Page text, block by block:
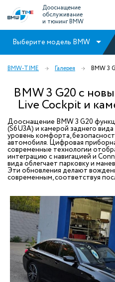
Дооснащение
обслуживание
и тюнинг BMW
Выберите модель BMW
BMW-TIME Галерея BMW 3
BMW 3 G20 с
Live Cockpit и
Дооснащение BMW 3 G20
(S6U3A) и камерой заднего
уровень комфорта,
автомобиля. Цифровая
современные технологии
интеграцию с навигацией и
вида облегчает парковку и
Эти обновления делают
современным, соответствуя